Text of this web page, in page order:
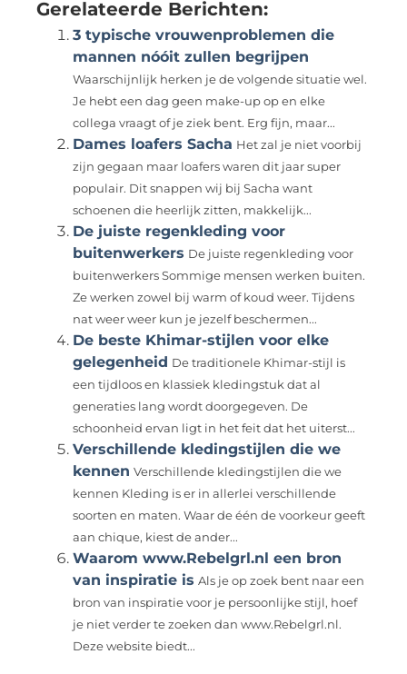
Gerelateerde Berichten:
3 typische vrouwenproblemen die
mannen nóóit zullen begrijpen
Waarschijnlijk herken je de volgende situatie wel.
Je hebt een dag geen make-up op en elke
collega vraagt of je ziek bent. Erg fijn, maar...
Dames loafers Sacha Het zal je niet voorbij
zijn gegaan maar loafers waren dit jaar super
populair. Dit snappen wij bij Sacha want
schoenen die heerlijk zitten, makkelijk...
De juiste regenkleding voor
buitenwerkers De juiste regenkleding voor
buitenwerkers Sommige mensen werken buiten.
Ze werken zowel bij warm of koud weer. Tijdens
nat weer weer kun je jezelf beschermen...
De beste Khimar-stijlen voor elke
gelegenheid De traditionele Khimar-stijl is
een tijdloos en klassiek kledingstuk dat al
generaties lang wordt doorgegeven. De
schoonheid ervan ligt in het feit dat het uiterst...
Verschillende kledingstijlen die we
kennen Verschillende kledingstijlen die we
kennen Kleding is er in allerlei verschillende
soorten en maten. Waar de één de voorkeur geeft
aan chique, kiest de ander...
Waarom www.Rebelgrl.nl een bron
van inspiratie is Als je op zoek bent naar een
bron van inspiratie voor je persoonlijke stijl, hoef
je niet verder te zoeken dan www.Rebelgrl.nl.
Deze website biedt...